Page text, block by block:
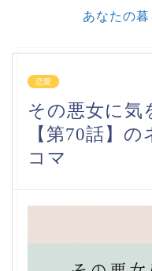
あなたの
恋愛
その悪女に気
【第70話】
コマ